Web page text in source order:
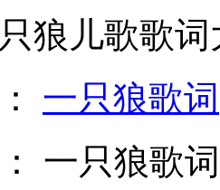
狼儿歌歌
一只狼歌词
一只狼歌词